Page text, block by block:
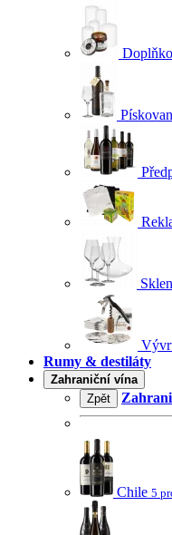
Rumy & destiláty
Zahraniční vína
Zpět
Chile 5